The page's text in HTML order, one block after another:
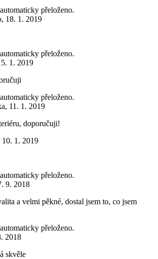
přeloženo.
, 18. 1. 2019
přeloženo.
1. 2019
přeloženo.
, 11. 1. 2019
doporučuji!
10. 1. 2019
přeloženo.
9. 2018
a velmi pěkné, dostal jsem to, co jsem
přeloženo.
2018
skvěle